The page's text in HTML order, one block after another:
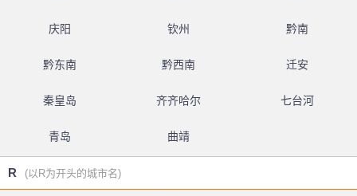
庆阳 钦州 黔南
黔东南 黔西南 迁安
秦皇岛 齐齐哈尔 七台河
青岛 曲靖
R (以R为开头的城市名)